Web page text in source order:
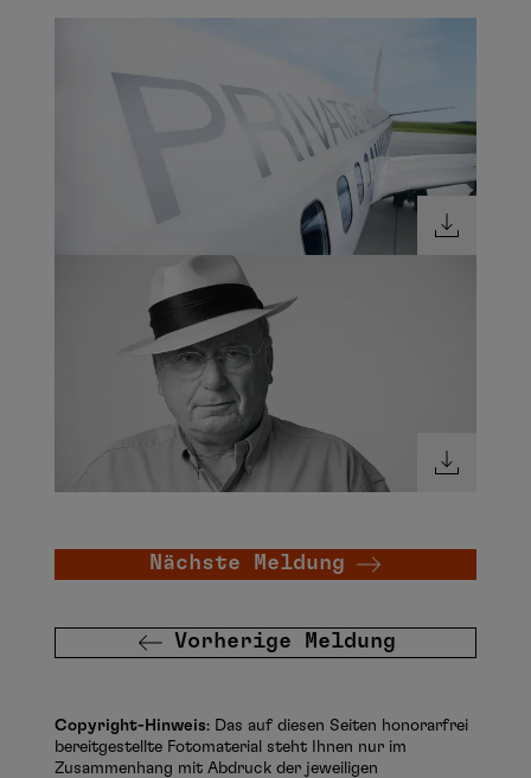
Vorherige Meldung
Nächste Meldung
Copyright-Hinweis: Das auf diesen Seiten honorarfrei
bereitgestellte Fotomaterial steht Ihnen nur im
Zusammenhang mit Abdruck der jeweiligen